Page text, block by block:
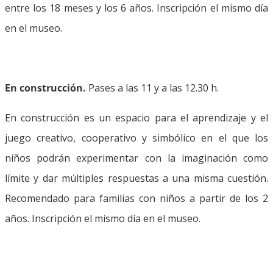
entre los 18 meses y los 6 años. Inscripción el mismo día
en el museo.
En construcción. Pases a las 11 y a las 12.30 h.
En construcción es un espacio para el aprendizaje y el
juego creativo, cooperativo y simbólico en el que los
niños podrán experimentar con la imaginación como
límite y dar múltiples respuestas a una misma cuestión.
Recomendado para familias con niños a partir de los 2
años. Inscripción el mismo día en el museo.